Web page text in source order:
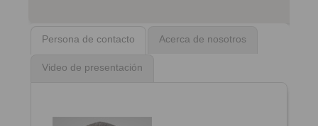
Persona de contacto Acerca de nosotros
Video de presentación